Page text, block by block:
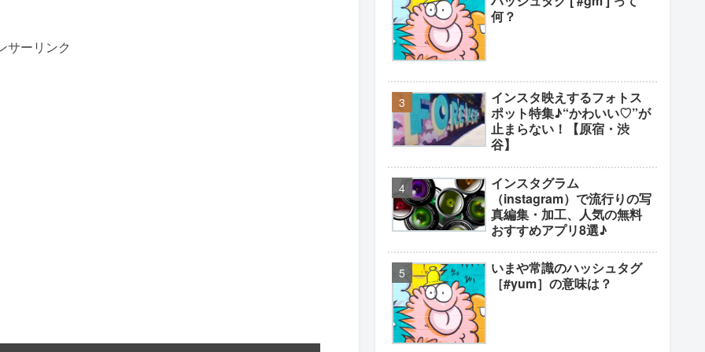
サーリンク
何？
インスタ映えするフォトス
ポット特集♪“かわいい♡”が
止まらない！【原宿・渋
谷】
インスタグラム
（instagram）で流行りの写
真編集・加工、人気の無料
おすすめアプリ8選♪
いまや常識のハッシュタグ
［#yum］の意味は？